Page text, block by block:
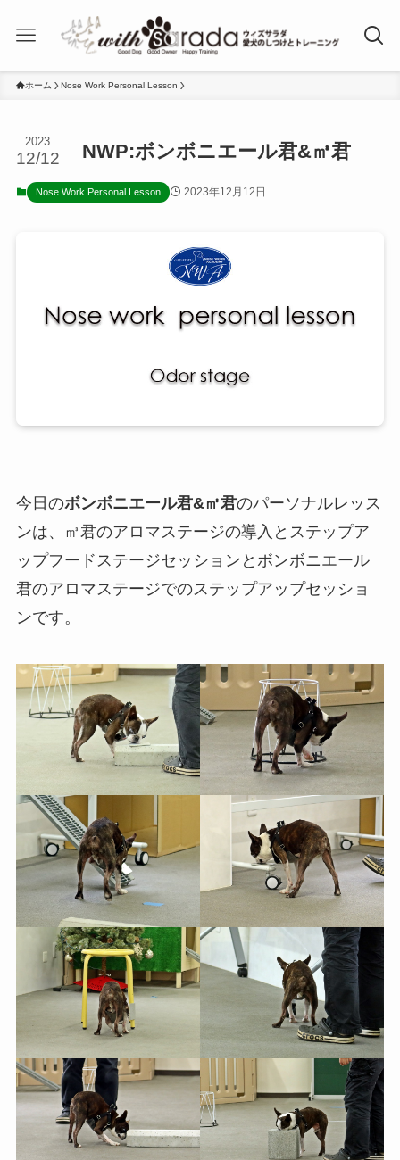
ホーム Nose Work Personal Lesson
NWP:ボンボニエール君&㎥君
2023
12/12
Nose Work Personal Lesson 2023年12月12日
今日のボンボニエール君&㎥君のパーソナルレッス
ンは、㎥君のアロマステージの導入とステップア
ップフードステージセッションとボンボニエール
君のアロマステージでのステップアップセッショ
ンです。